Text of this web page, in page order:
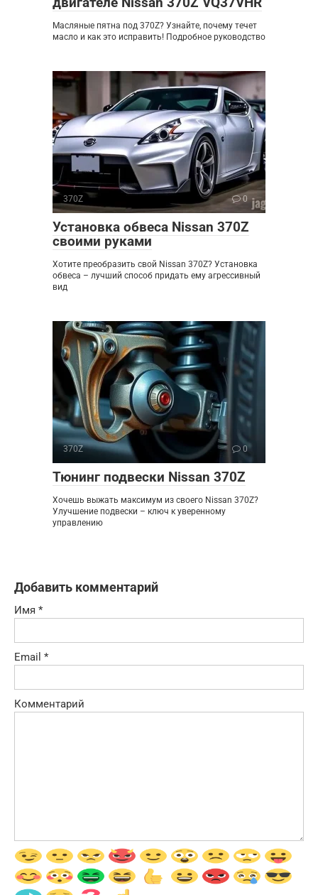
Масляные пятна под 370Z? Узнайте, почему течет
масло и как это исправить! Подробное руководство
370Z 0
Установка обвеса Nissan 370Z
своими руками
Хотите преобразить свой Nissan 370Z? Установка
обвеса – лучший способ придать ему агрессивный
вид
370Z 0
Тюнинг подвески Nissan 370Z
Хочешь выжать максимум из своего Nissan 370Z?
Улучшение подвески – ключ к уверенному
управлению
Добавить комментарий
Имя *
Email *
Комментарий